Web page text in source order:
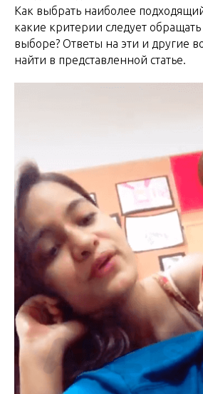
Как выбрать наиболее
какие критерии следует
выборе? Ответы на эти и другие
найти в представленной статье.